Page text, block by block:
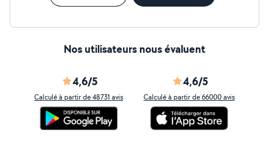
Nos utilisateurs nous évaluent
4,6/5
Calculé à partir de 48731 avis
4,6/5
Calculé à partir de 66000 avis